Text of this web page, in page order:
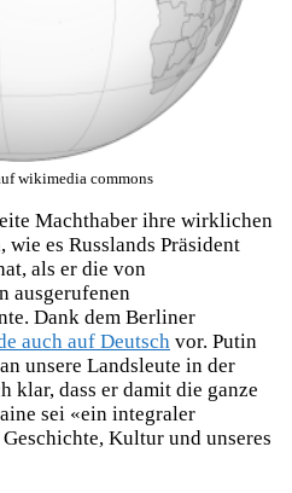
wikimedia commons
Machthaber ihre wirklichen
es Russlands Präsident
als er die von
ausgerufenen
Dank dem Berliner
auch auf Deutsch vor. Putin
unsere Landsleute in der
klar, dass er damit die ganze
sei «ein integraler
Kultur und unseres